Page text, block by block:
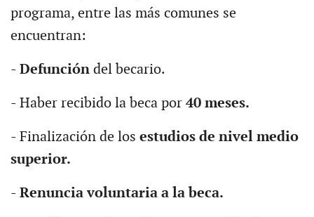
programa, entre las más comunes se
encuentran:
- Defunción del becario.
- Haber recibido la beca por 40 meses.
- Finalización de los estudios de nivel medio
superior.
- Renuncia voluntaria a la beca.